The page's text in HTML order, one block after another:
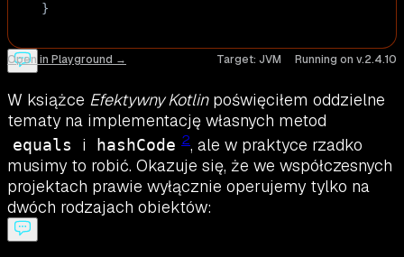
}
Open in Playground → Target: JVM Running on v.2.4.10
W książce Efektywny Kotlinpoświęciłem oddzielne
tematy na implementację własnych metod
equals i hashCode 2, ale w praktyce rzadko
musimy to robić. Okazuje się, że we współczesnych
projektach prawie wyłącznie operujemy tylko na
dwóch rodzajach obiektów: